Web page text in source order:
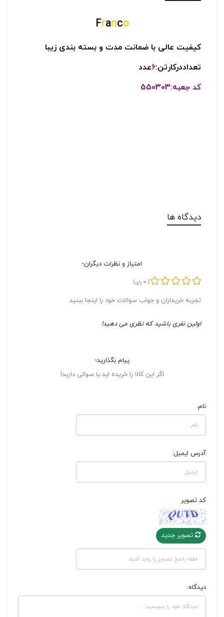
Franco
کیفیت عالی باضمانت مدت و بسته بندی زیبا
تعداددرکارتن:6عدد
کد جعبه:550303
دیدگاه ها
امتیاز و نظرات دیگران؛
(
0 رای)
تجربه خریداران و جواب سوالات خود را اینجا ببنید.
اولین نفری باشید که نظری می دهید!
پیام بگذارید؛
اگر این کالا را خریده اید یا سوالی دارید!
نام:
آدرس ایمیل:
کد تصویر
تصویر جدید
دیدگاه: